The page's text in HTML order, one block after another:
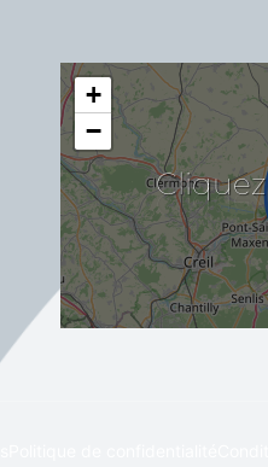
Cliquez
+
−